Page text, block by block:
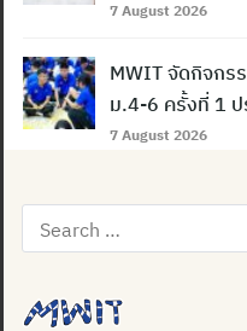
7 August 2026
MWIT จัดกิจกร
ม.4-6 ครั้งที่ 1 ป
7 August 2026
Search
for: